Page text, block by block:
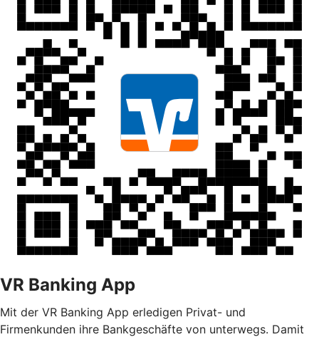
VR Banking App
Mit der VR Banking App erledigen Privat- und
Firmenkunden ihre Bankgeschäfte von unterwegs. Damit